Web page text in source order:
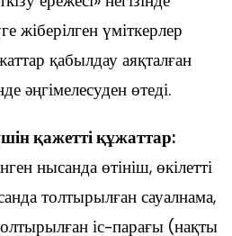
жіберілген үміткерлер
қабылдау аяқталған
әңгімелесуден өтеді.
қажетті құжаттар:
нысанда өтініш, өкілетті
толтырылған сауалнама,
іс-парағы (нақты